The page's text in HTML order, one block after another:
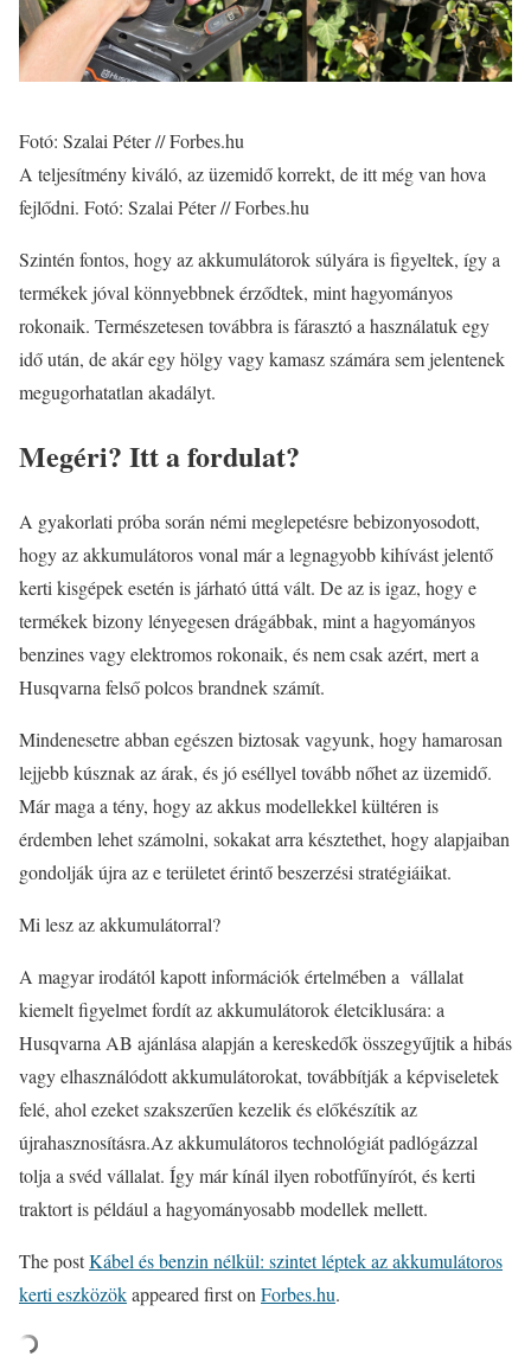
Fotó: Szalai Péter // Forbes.hu
A teljesítmény kiváló, az üzemidő korrekt, de itt még van hova
fejlődni. Fotó: Szalai Péter // Forbes.hu
Szintén fontos, hogy az akkumulátorok súlyára is figyeltek, így a
termékek jóval könnyebbnek érződtek, mint hagyományos
rokonaik. Természetesen továbbra is fárasztó a használatuk egy
idő után, de akár egy hölgy vagy kamasz számára sem jelentenek
megugorhatatlan akadályt.
Megéri? Itt a fordulat?
A gyakorlati próba során némi meglepetésre bebizonyosodott,
hogy az akkumulátoros vonal már a legnagyobb kihívást jelentő
kerti kisgépek esetén is járható úttá vált. De az is igaz, hogy e
termékek bizony lényegesen drágábbak, mint a hagyományos
benzines vagy elektromos rokonaik, és nem csak azért, mert a
Husqvarna felső polcos brandnek számít.
Mindenesetre abban egészen biztosak vagyunk, hogy hamarosan
lejjebb kúsznak az árak, és jó eséllyel tovább nőhet az üzemidő.
Már maga a tény, hogy az akkus modellekkel kültéren is
érdemben lehet számolni, sokakat arra késztethet, hogy alapjaiban
gondolják újra az e területet érintő beszerzési stratégiáikat.
Mi lesz az akkumulátorral?
A magyar irodától kapott információk értelmében a vállalat
kiemelt figyelmet fordít az akkumulátorok életciklusára: a
Husqvarna AB ajánlása alapján a kereskedők összegyűjtik a hibás
vagy elhasználódott akkumulátorokat, továbbítják a képviseletek
felé, ahol ezeket szakszerűen kezelik és előkészítik az
újrahasznosításra.Az akkumulátoros technológiát padlógázzal
tolja a svéd vállalat. Így már kínál ilyen robotfűnyírót, és kerti
traktort is például a hagyományosabb modellek mellett.
The postKábel és benzin nélkül: szintet léptek az akkumulátoros
kerti eszközökappeared first onForbes.hu.